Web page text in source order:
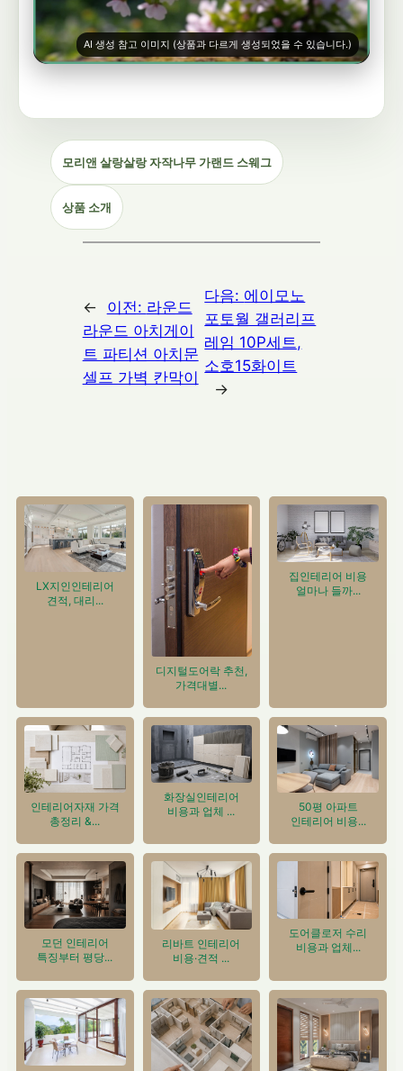
AI 생성 참고 이미지 (상품과 다르게 생성되었을 수 있습니다.)
모리앤 살랑살랑 자작나무 가랜드 스웨그
상품 소개
← 이전: 라운드
라운드 아치게이
트 파티션 아치문
셀프 가벽 칸막이
다음: 에이모노
포토월 갤러리프
레임 10P세트,
소호15화이트
→
LX지인인테리어
견적, 대리...
디지털도어락 추천,
가격대별...
집인테리어 비용
얼마나 들까...
인테리어자재 가격
총정리 &...
화장실인테리어
비용과 업체 ...
50평 아파트
인테리어 비용...
모던 인테리어
특징부터 평당...
리바트 인테리어
비용·견적 ...
도어클로저 수리
비용과 업체...